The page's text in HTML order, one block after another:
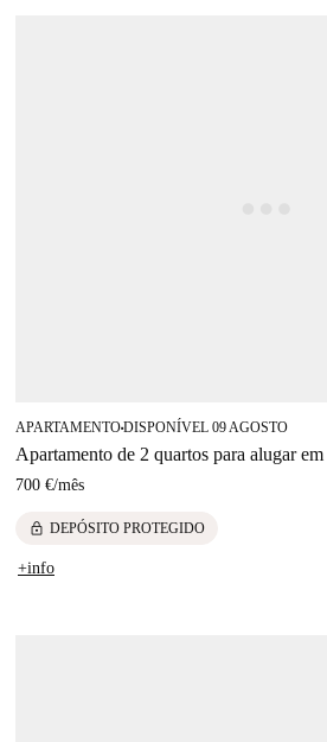
APARTAMENTO■DISPONÍVEL 09 AGOSTO
Apartamento de 2 quartos para alugar
700 €/mês
lock DEPÓSITO PROTEGIDO
+info